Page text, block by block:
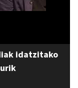
idatzitako